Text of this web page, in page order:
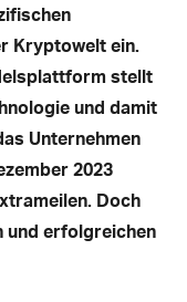
Kryptowelt ein.
stellt
und damit
Unternehmen
2023
Doch
und erfolgreichen